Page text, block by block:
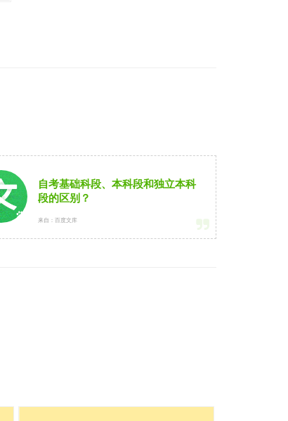
自考基础科段、本科段和独立本科
段的区别？
来自：百度文库